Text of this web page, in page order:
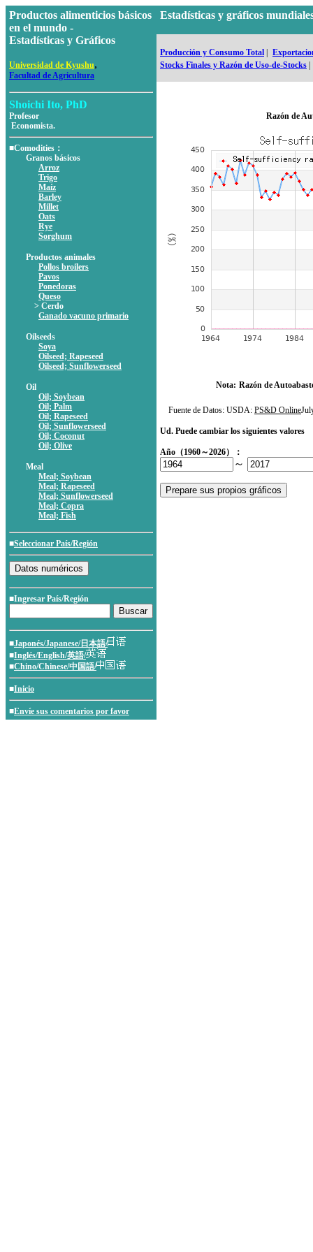
Productos alimenticios básicos
en el mundo -
Estadísticas y Gráficos
Universidad de Kyushu,
Facultad de Agricultura
Shoichi Ito, PhD
Profesor
Economista.
■Comodities：
Granos básicos
Arroz
Trigo
Maíz
Barley
Millet
Oats
Rye
Sorghum
Productos animales
Pollos broilers
Pavos
Ponedoras
Queso
> Cerdo
Ganado vacuno primario
Oilseeds
Soya
Oilseed; Rapeseed
Oilseed; Sunflowerseed
Oil
Oil; Soybean
Oil; Palm
Oil; Rapeseed
Oil; Sunflowerseed
Oil; Coconut
Oil; Olive
Meal
Meal; Soybean
Meal; Rapeseed
Meal; Sunflowerseed
Meal; Copra
Meal; Fish
■Seleccionar País/Región
■Ingresar País/Región
■Japonés/Japanese/日本語/
■Inglés/English/英語/
■Chino/Chinese/中国語/
■Inicio
■Envíe sus comentarios por favor
Estadísticas y gráficos
Producción y Consumo Total
Stocks Finales y Razón de Uso-de-Stocks
Razón de
Nota: Razón de
Fuente de Datos: USDA: PS&D Online
Ud. Puede cambiar los siguientes valores
Año（1960～2026）：
～